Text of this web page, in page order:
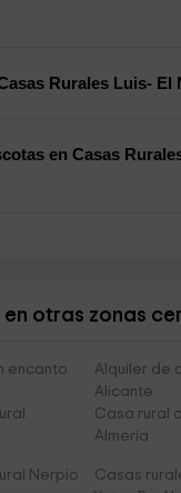
Rurales Luis- El
en Casas
en otras zonas
encanto
Alquiler de
Alicante
Casa rural
Almería
Nerpio
Casas